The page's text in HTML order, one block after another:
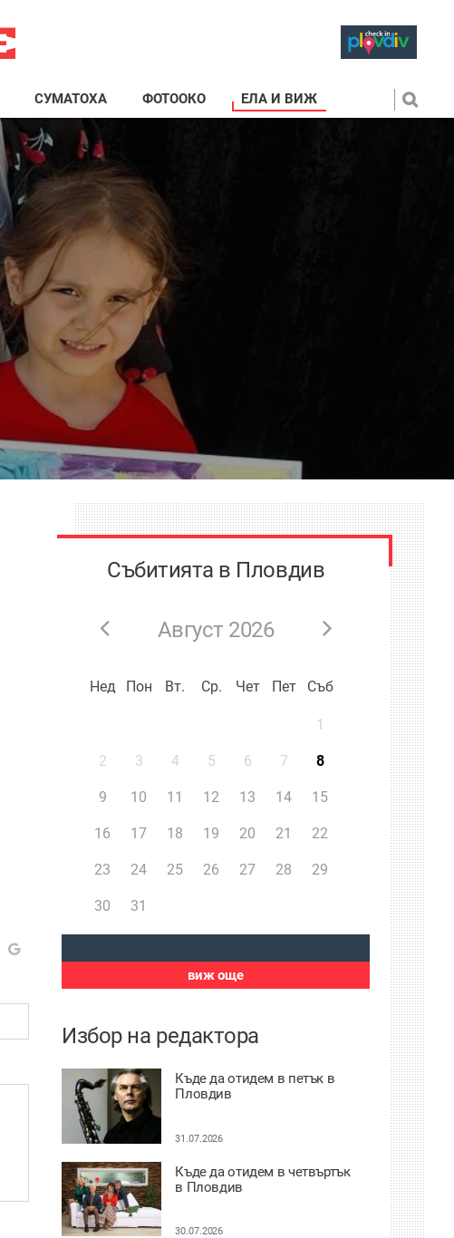
СУМАТОХА ФОТООКО ЕЛА И ВИЖ
Събитията в Пловдив
Август 2026
Нед Пон Вт. Ср. Чет Пет Съб
1
2 3 4 5 6 7 8
9 10 11 12 13 14 15
16 17 18 19 20 21 22
23 24 25 26 27 28 29
30 31
виж още
Избор на редактора
Къде да отидем в петък в
Пловдив
31.07.2026
Къде да отидем в четвъртък
в Пловдив
30.07.2026